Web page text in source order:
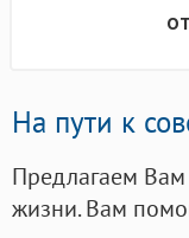
На пути к
Предлагаем
жизни. Вам